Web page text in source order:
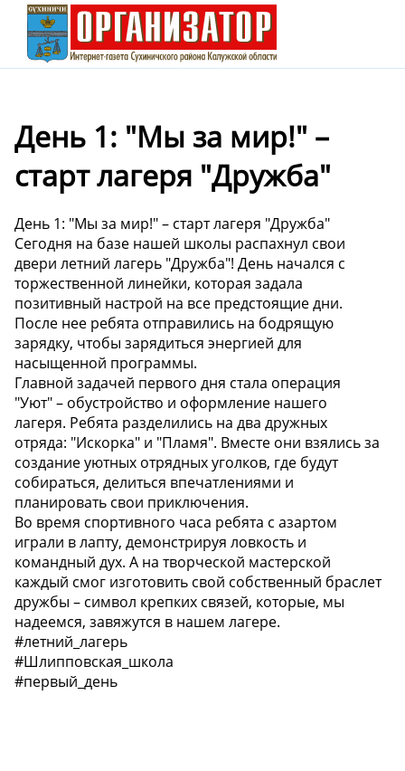
️День 1: "Мы за мир!" –
старт лагеря "Дружба"
️День 1: "Мы за мир!" – старт лагеря "Дружба"
Сегодня на базе нашей школы распахнул свои
двери летний лагерь "Дружба"! День начался с
торжественной линейки, которая задала
позитивный настрой на все предстоящие дни.
После нее ребята отправились на бодрящую
зарядку, чтобы зарядиться энергией для
насыщенной программы.
Главной задачей первого дня стала операция
"Уют" – обустройство и оформление нашего
лагеря. Ребята разделились на два дружных
отряда: "Искорка" и "Пламя". Вместе они взялись за
создание уютных отрядных уголков, где будут
собираться, делиться впечатлениями и
планировать свои приключения.
Во время спортивного часа ребята с азартом
играли в лапту, демонстрируя ловкость и
командный дух. А на творческой мастерской
каждый смог изготовить свой собственный браслет
дружбы – символ крепких связей, которые, мы
надеемся, завяжутся в нашем лагере.
#летний_лагерь
#Шлипповская_школа
#первый_день